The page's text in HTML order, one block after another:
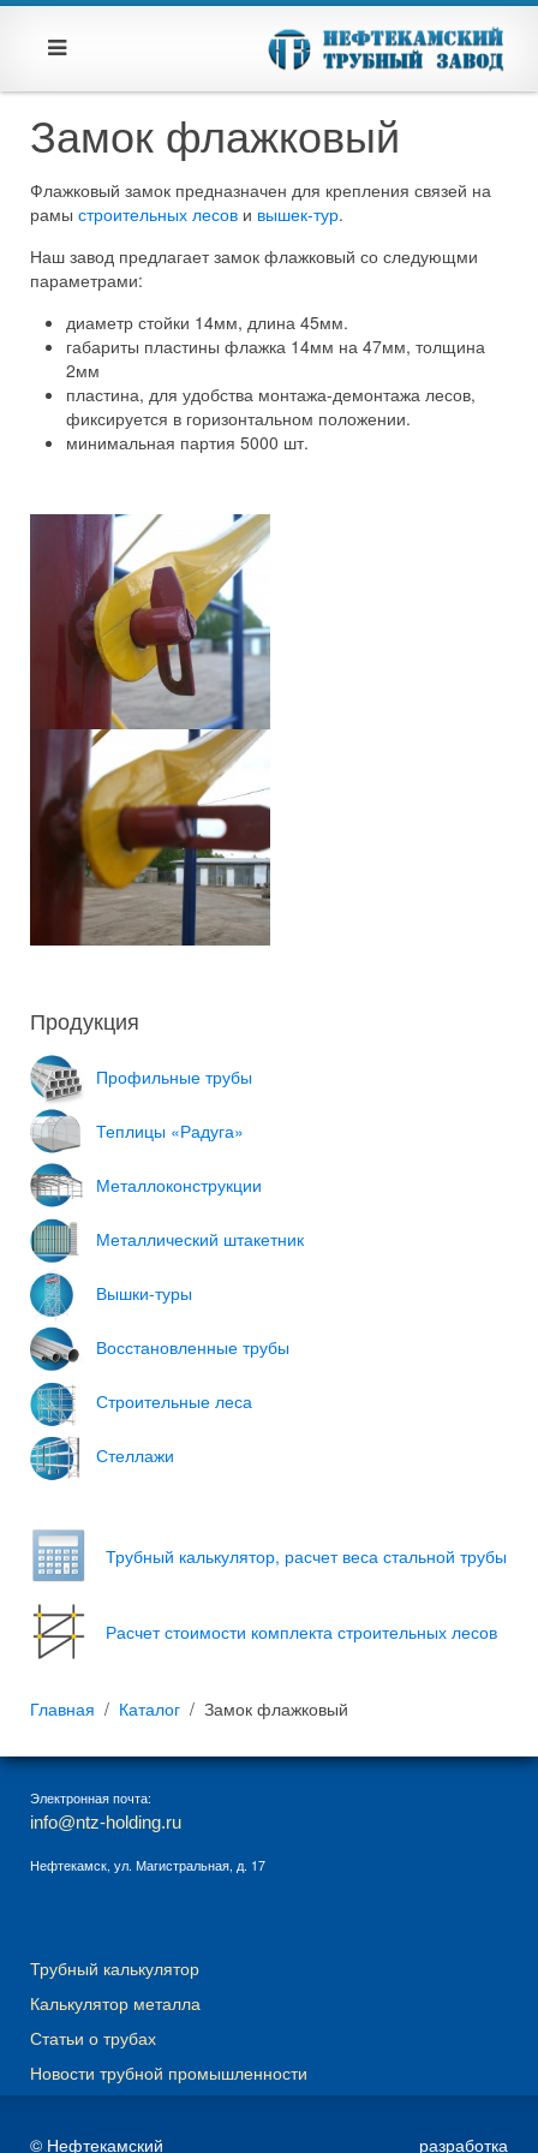
Замок флажковый
Флажковый замок предназначен для крепления связей на
рамы строительных лесов и вышек-тур.
Наш завод предлагает замок флажковый со следующми
параметрами:
диаметр стойки 14мм, длина 45мм.
габариты пластины флажка 14мм на 47мм, толщина
2мм
пластина, для удобства монтажа-демонтажа лесов,
фиксируется в горизонтальном положении.
минимальная партия 5000 шт.
Продукция
Профильные трубы
Теплицы «Радуга»
Металлоконструкции
Металлический штакетник
Вышки-туры
Восстановленные трубы
Строительные леса
Стеллажи
Трубный каль­ку­лятор, рас­чет веса сталь­ной трубы
Расчет стоимости комплекта строительных лесов
Главная Каталог Замок флажковый
Электронная почта:
info@ntz-holding.ru
Нефтекамск, ул. Магистральная, д. 17
Трубный калькулятор
Калькулятор металла
Статьи о трубах
Новости трубной промышленности
© Нефтекамский разработка